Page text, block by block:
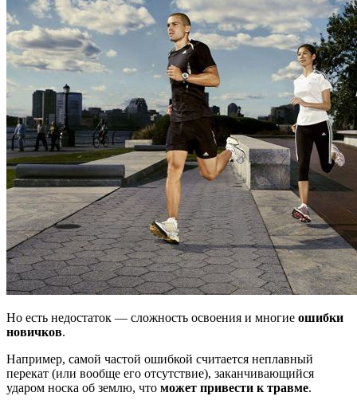
Но есть недостаток — сложность освоения и многие ошибки
новичков.
Например, самой частой ошибкой считается неплавный
перекат (или вообще его отсутствие), заканчивающийся
ударом носка об землю, что может привести к травме.